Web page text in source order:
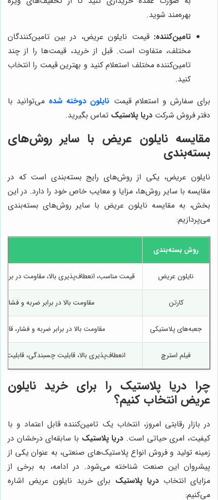
بهره‌مند شوید.
تامین‌کننده: قیمت نایلون عریض، در بین تامین‌کنندگان
مختلف، متفاوت است. قبل از خرید، قیمت‌ها را از چند
تامین‌کننده مختلف استعلام کنید و بهترین قیمت را انتخاب
کنید.
برای سفارش و استعلام قیمت نایلون دوخته شده می‌توانید با
دفتر فروش شرکت دریا پلاستیک تماس بگیرید.
مقایسه نایلون عریض با سایر روش‌های
بسته‌بندی
نایلون عریض، یکی از روش‌های رایج بسته‌بندی است که در
مقایسه با سایر روش‌ها، مزایا و معایب خاص خود را دارد. در این
بخش، به مقایسه نایلون عریض با سایر روش‌های بسته‌بندی
می‌پردازیم:
روش بسته‌بندی
نایلون عریض قیمت مناسب، انعطاف‌پذیری بالا، مقاومت در
کارتن مقاومت بالا در برابر ضربه و
جعبه‌های پلاستیکی مقاومت بالا در برابر ضربه و فشار،
فیلم استرچ انعطاف‌پذیری بالا، قابلیت چسبندگی،
چرا دریا پلاستیک را برای خرید نایلون
عریض انتخاب کنیم؟
در بازار رقابتی امروز، انتخاب یک تامین‌کننده قابل اعتماد و با
کیفیت، امری حیاتی است. دریا پلاستیک با سابقه‌ای درخشان در
زمینه تولید و فروش انواع پلاستیک‌های صنعتی، به عنوان یکی از
پیشروان این صنعت شناخته می‌شود. در ادامه، به برخی از
مزایای انتخاب دریا پلاستیک برای خرید نایلون عریض اشاره
می‌کنیم: